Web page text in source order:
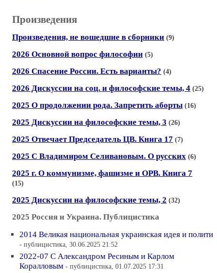
Произведения
Произведения, не вошедшие в сборники (9)
2026 Основной вопрос философии (5)
2026 Спасение России. Есть варианты? (4)
2026 Дискуссии на соц. и философские темы, 4 (25)
2025 О продолжении рода. Запретить аборты (16)
2025 Дискуссии на философские темы, 3 (26)
2025 Отвечает Председатель ЦВ. Книга 17 (7)
2025 С Владимиром Селивановым. О русских (6)
2025 г. О коммунизме, фашизме и ОРВ. Книга 7
(15)
2025 Дискуссии на философские темы, 2 (32)
2025 Россия и Украина. Публицистика
2014 Великая национальная украинская идея и полити
- публицистика, 30.06.2025 21:52
2022-07 С Александром Ресиным и Карлом
Коралловым - публицистика, 01.07.2025 17:31